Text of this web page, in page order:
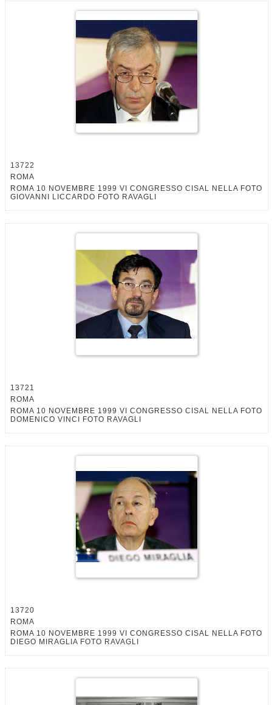
13722
ROMA
ROMA 10 NOVEMBRE 1999 VI CONGRESSO CISAL NELLA FOTO
GIOVANNI LICCARDO FOTO RAVAGLI
13721
ROMA
ROMA 10 NOVEMBRE 1999 VI CONGRESSO CISAL NELLA FOTO
DOMENICO VINCI FOTO RAVAGLI
13720
ROMA
ROMA 10 NOVEMBRE 1999 VI CONGRESSO CISAL NELLA FOTO
DIEGO MIRAGLIA FOTO RAVAGLI